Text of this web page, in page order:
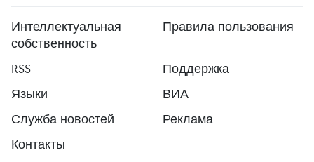
Интеллектуальная
собственность
Правила пользования
RSS
Поддержка
Языки
ВИА
Служба новостей
Реклама
Контакты